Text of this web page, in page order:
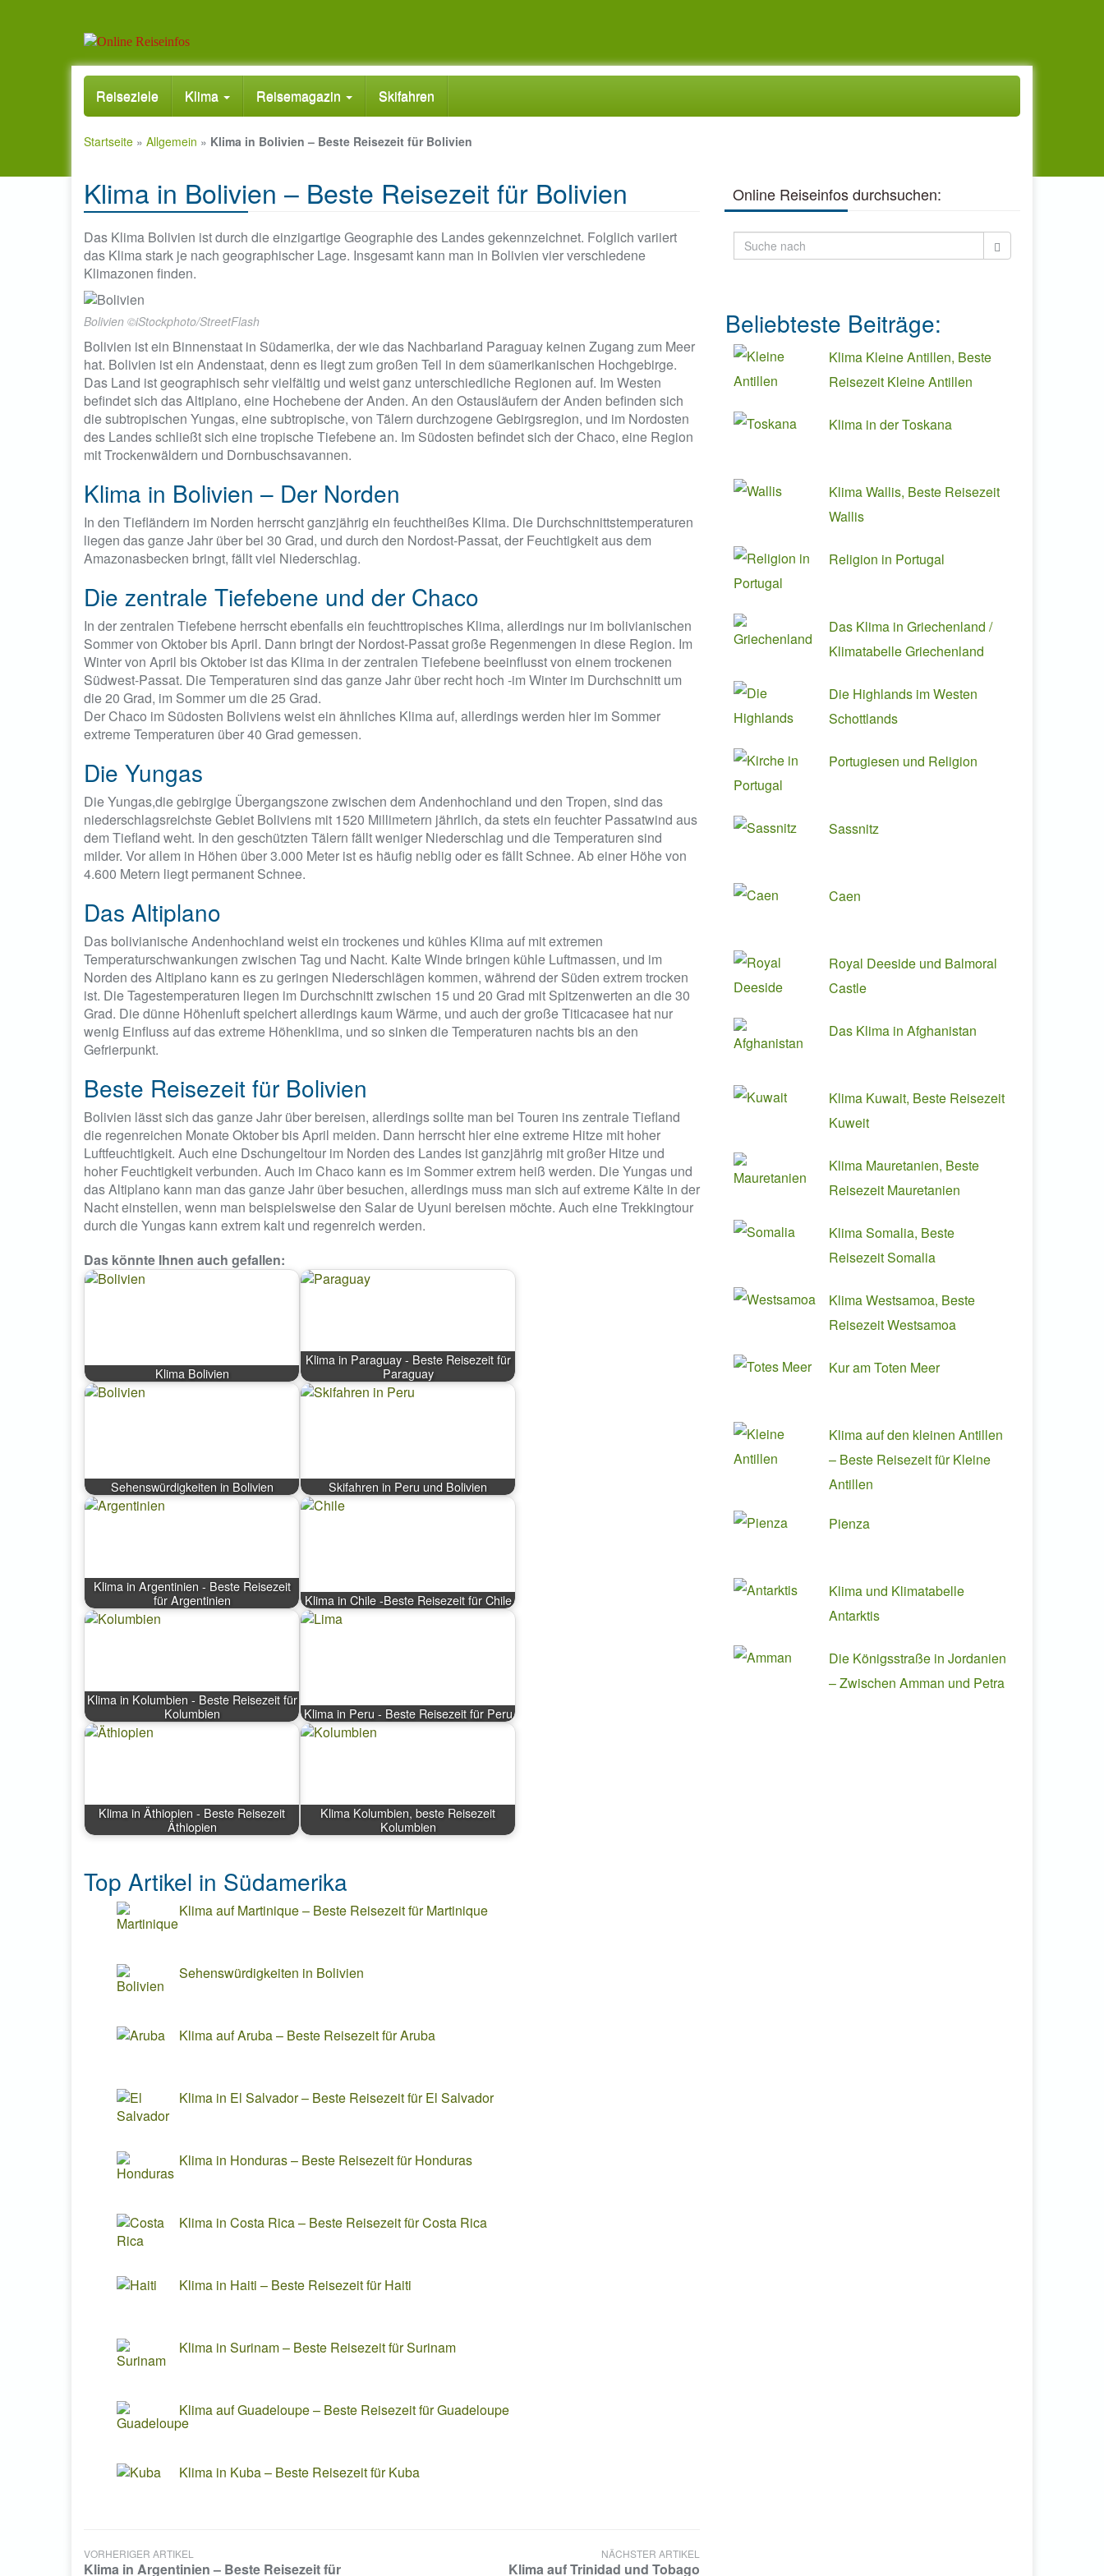
Reiseziele Klima Reisemagazin Skifahren
Startseite » Allgemein » Klima in Bolivien – Beste Reisezeit für Bolivien
Klima in Bolivien – Beste Reisezeit für Bolivien
Das Klima Bolivien ist durch die einzigartige Geographie des Landes gekennzeichnet. Folglich variiert
das Klima stark je nach geographischer Lage. Insgesamt kann man in Bolivien vier verschiedene
Klimazonen finden.
Bolivien ©iStockphoto/StreetFlash
Bolivien ist ein Binnenstaat in Südamerika, der wie das Nachbarland Paraguay keinen Zugang zum Meer
hat. Bolivien ist ein Andenstaat, denn es liegt zum großen Teil in dem süamerikanischen Hochgebirge.
Das Land ist geographisch sehr vielfältig und weist ganz unterschiedliche Regionen auf. Im Westen
befindet sich das Altiplano, eine Hochebene der Anden. An den Ostausläufern der Anden befinden sich
die subtropischen Yungas, eine subtropische, von Tälern durchzogene Gebirgsregion, und im Nordosten
des Landes schließt sich eine tropische Tiefebene an. Im Südosten befindet sich der Chaco, eine Region
mit Trockenwäldern und Dornbuschsavannen.
Klima in Bolivien – Der Norden
In den Tiefländern im Norden herrscht ganzjährig ein feuchtheißes Klima. Die Durchschnittstemperaturen
liegen das ganze Jahr über bei 30 Grad, und durch den Nordost-Passat, der Feuchtigkeit aus dem
Amazonasbecken bringt, fällt viel Niederschlag.
Die zentrale Tiefebene und der Chaco
In der zentralen Tiefebene herrscht ebenfalls ein feuchttropisches Klima, allerdings nur im bolivianischen
Sommer von Oktober bis April. Dann bringt der Nordost-Passat große Regenmengen in diese Region. Im
Winter von April bis Oktober ist das Klima in der zentralen Tiefebene beeinflusst von einem trockenen
Südwest-Passat. Die Temperaturen sind das ganze Jahr über recht hoch -im Winter im Durchschnitt um
die 20 Grad, im Sommer um die 25 Grad.
Der Chaco im Südosten Boliviens weist ein ähnliches Klima auf, allerdings werden hier im Sommer
extreme Temperaturen über 40 Grad gemessen.
Die Yungas
Die Yungas,die gebirgige Übergangszone zwischen dem Andenhochland und den Tropen, sind das
niederschlagsreichste Gebiet Boliviens mit 1520 Millimetern jährlich, da stets ein feuchter Passatwind aus
dem Tiefland weht. In den geschützten Tälern fällt weniger Niederschlag und die Temperaturen sind
milder. Vor allem in Höhen über 3.000 Meter ist es häufig neblig oder es fällt Schnee. Ab einer Höhe von
4.600 Metern liegt permanent Schnee.
Das Altiplano
Das bolivianische Andenhochland weist ein trockenes und kühles Klima auf mit extremen
Temperaturschwankungen zwischen Tag und Nacht. Kalte Winde bringen kühle Luftmassen, und im
Norden des Altiplano kann es zu geringen Niederschlägen kommen, während der Süden extrem trocken
ist. Die Tagestemperaturen liegen im Durchschnitt zwischen 15 und 20 Grad mit Spitzenwerten an die 30
Grad. Die dünne Höhenluft speichert allerdings kaum Wärme, und auch der große Titicacasee hat nur
wenig Einfluss auf das extreme Höhenklima, und so sinken die Temperaturen nachts bis an den
Gefrierpunkt.
Beste Reisezeit für Bolivien
Bolivien lässt sich das ganze Jahr über bereisen, allerdings sollte man bei Touren ins zentrale Tiefland
die regenreichen Monate Oktober bis April meiden. Dann herrscht hier eine extreme Hitze mit hoher
Luftfeuchtigkeit. Auch eine Dschungeltour im Norden des Landes ist ganzjährig mit großer Hitze und
hoher Feuchtigkeit verbunden. Auch im Chaco kann es im Sommer extrem heiß werden. Die Yungas und
das Altiplano kann man das ganze Jahr über besuchen, allerdings muss man sich auf extreme Kälte in der
Nacht einstellen, wenn man beispielsweise den Salar de Uyuni bereisen möchte. Auch eine Trekkingtour
durch die Yungas kann extrem kalt und regenreich werden.
Das könnte Ihnen auch gefallen:
Klima Bolivien
Klima in Paraguay - Beste Reisezeit für
Paraguay
Sehenswürdigkeiten in Bolivien Skifahren in Peru und Bolivien
Klima in Argentinien - Beste Reisezeit
für Argentinien
Klima in Chile -Beste Reisezeit für Chile
Klima in Kolumbien - Beste Reisezeit für
Kolumbien
Klima in Peru - Beste Reisezeit für Peru
Klima in Äthiopien - Beste Reisezeit
Äthiopien
Klima Kolumbien, beste Reisezeit
Kolumbien
Top Artikel in Südamerika
Klima auf Martinique – Beste Reisezeit für Martinique
Sehenswürdigkeiten in Bolivien
Klima auf Aruba – Beste Reisezeit für Aruba
Klima in El Salvador – Beste Reisezeit für El Salvador
Klima in Honduras – Beste Reisezeit für Honduras
Klima in Costa Rica – Beste Reisezeit für Costa Rica
Klima in Haiti – Beste Reisezeit für Haiti
Klima in Surinam – Beste Reisezeit für Surinam
Klima auf Guadeloupe – Beste Reisezeit für Guadeloupe
Klima in Kuba – Beste Reisezeit für Kuba
VORHERIGER ARTIKEL
Klima in Argentinien – Beste Reisezeit für
NÄCHSTER ARTIKEL
Klima auf Trinidad und Tobago
Online Reiseinfos durchsuchen:
Beliebteste Beiträge:
Klima Kleine Antillen, Beste
Reisezeit Kleine Antillen
Klima in der Toskana
Klima Wallis, Beste Reisezeit
Wallis
Religion in Portugal
Das Klima in Griechenland /
Klimatabelle Griechenland
Die Highlands im Westen
Schottlands
Portugiesen und Religion
Sassnitz
Caen
Royal Deeside und Balmoral
Castle
Das Klima in Afghanistan
Klima Kuwait, Beste Reisezeit
Kuweit
Klima Mauretanien, Beste
Reisezeit Mauretanien
Klima Somalia, Beste
Reisezeit Somalia
Klima Westsamoa, Beste
Reisezeit Westsamoa
Kur am Toten Meer
Klima auf den kleinen Antillen
– Beste Reisezeit für Kleine
Antillen
Pienza
Klima und Klimatabelle
Antarktis
Die Königsstraße in Jordanien
– Zwischen Amman und Petra